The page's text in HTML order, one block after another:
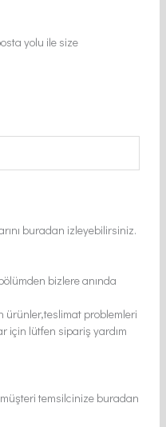
yolu ile size
buradan izleyebilirsiniz.
bizlere anında
ürünler,teslimat problemleri
için lütfen sipariş yardım
müşteri temsilcinize buradan